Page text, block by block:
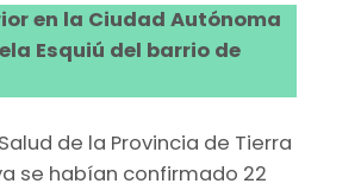
en la Ciudad Autónoma
Esquiú del barrio de
de la Provincia de Tierra
se habían confirmado 22